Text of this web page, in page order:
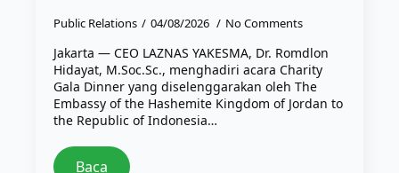
Public Relations 04/08/2026 No Comments
Jakarta — CEO LAZNAS YAKESMA, Dr. Romdlon
Hidayat, M.Soc.Sc., menghadiri acara Charity
Gala Dinner yang diselenggarakan oleh The
Embassy of the Hashemite Kingdom of Jordan to
the Republic of Indonesia…
Baca